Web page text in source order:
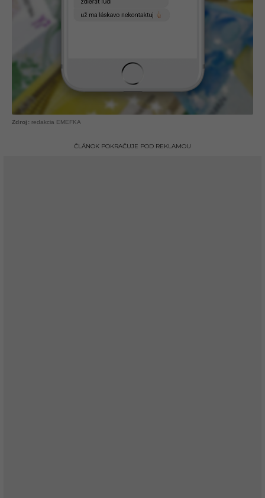
redakcia EMEFKA
ČLÁNOK POKRAČUJE POD REKLAMOU